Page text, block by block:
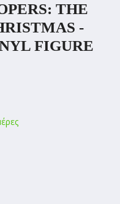
THE
-
FIGURE